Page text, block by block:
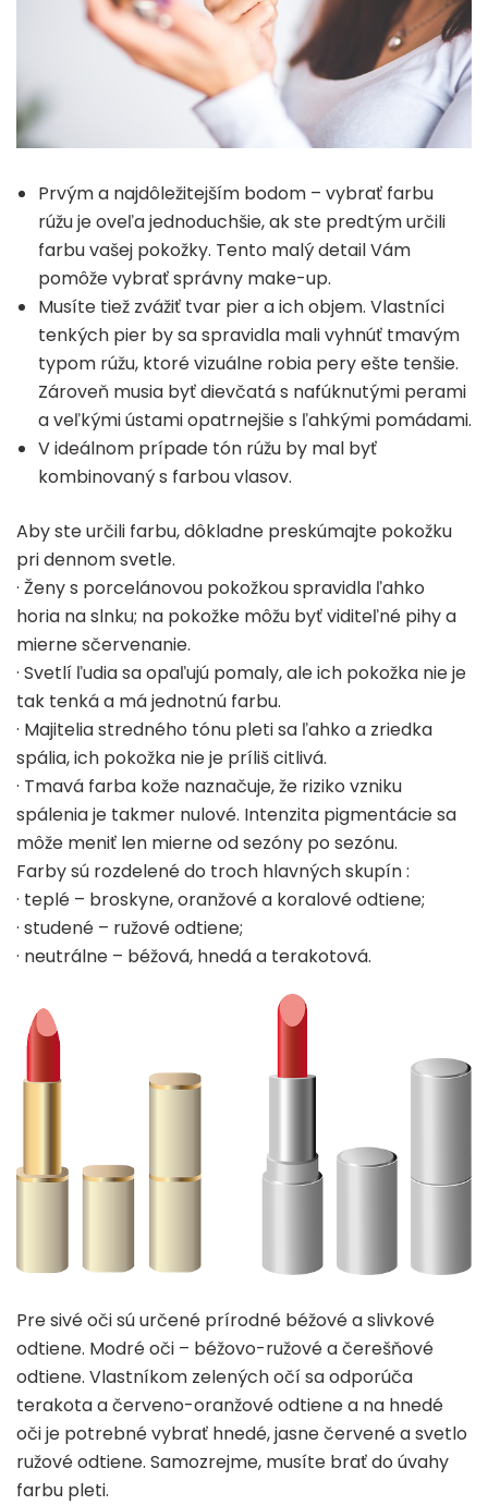
Prvým a najdôležitejším bodom – vybrať farbu
rúžu je oveľa jednoduchšie, ak ste predtým určili
farbu vašej pokožky. Tento malý detail Vám
pomôže vybrať správny make-up.
Musíte tiež zvážiť tvar pier a ich objem. Vlastníci
tenkých pier by sa spravidla mali vyhnúť tmavým
typom rúžu, ktoré vizuálne robia pery ešte tenšie.
Zároveň musia byť dievčatá s nafúknutými perami
a veľkými ústami opatrnejšie s ľahkými pomádami.
V ideálnom prípade tón rúžu by mal byť
kombinovaný s farbou vlasov.
Aby ste určili farbu, dôkladne preskúmajte pokožku
pri dennom svetle.
· Ženy s porcelánovou pokožkou spravidla ľahko
horia na slnku; na pokožke môžu byť viditeľné pihy a
mierne sčervenanie.
· Svetlí ľudia sa opaľujú pomaly, ale ich pokožka nie je
tak tenká a má jednotnú farbu.
· Majitelia stredného tónu pleti sa ľahko a zriedka
spália, ich pokožka nie je príliš citlivá.
· Tmavá farba kože naznačuje, že riziko vzniku
spálenia je takmer nulové. Intenzita pigmentácie sa
môže meniť len mierne od sezóny po sezónu.
Farby sú rozdelené do troch hlavných skupín :
· teplé – broskyne, oranžové a koralové odtiene;
· studené – ružové odtiene;
· neutrálne – béžová, hnedá a terakotová.
Pre sivé oči sú určené prírodné béžové a slivkové
odtiene. Modré oči – béžovo-ružové a čerešňové
odtiene. Vlastníkom zelených očí sa odporúča
terakota a červeno-oranžové odtiene a na hnedé
oči je potrebné vybrať hnedé, jasne červené a svetlo
ružové odtiene. Samozrejme, musíte brať do úvahy
farbu pleti.